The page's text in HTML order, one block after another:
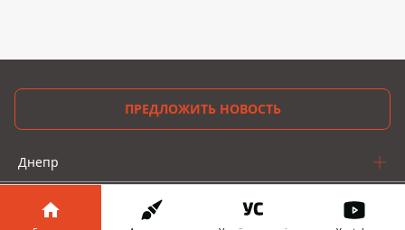
ПРЕДЛОЖИТЬ НОВОСТЬ
Днепр
Область